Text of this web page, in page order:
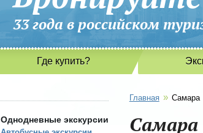
33 года в российском
Где купить?
Однодневные экскурсии
Главная » Самара
Самара